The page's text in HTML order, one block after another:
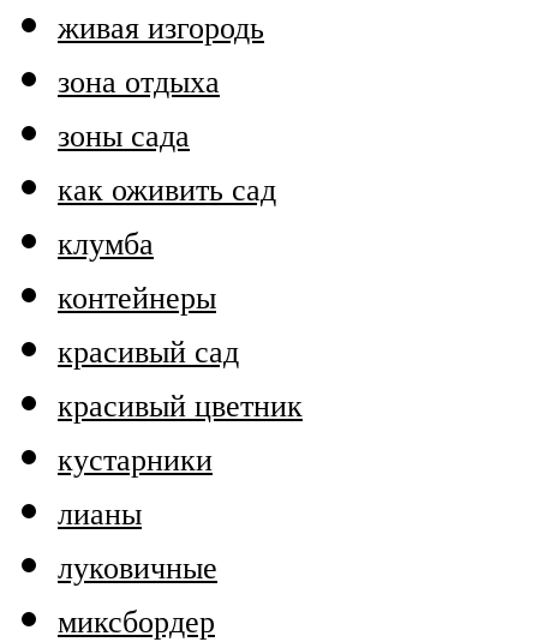
живая изгородь
зона отдыха
зоны сада
как оживить сад
клумба
контейнеры
красивый сад
красивый цветник
кустарники
лианы
луковичные
миксбордер